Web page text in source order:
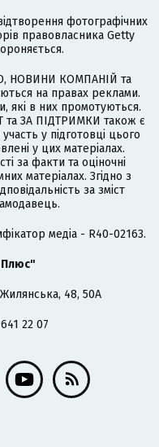
фотографічних
правовласника Getty
НОВИНИ КОМПАНІЙ та
на правах реклами.
які в них промотуються.
ЗА ПІДТРИМКИ також є
у підготовці цього
у цих матеріалах.
за факти та оціночні
матеріалах. Згідно з
за зміст
медіа - R40-02163.
Плюс"
48, 50А
22 07